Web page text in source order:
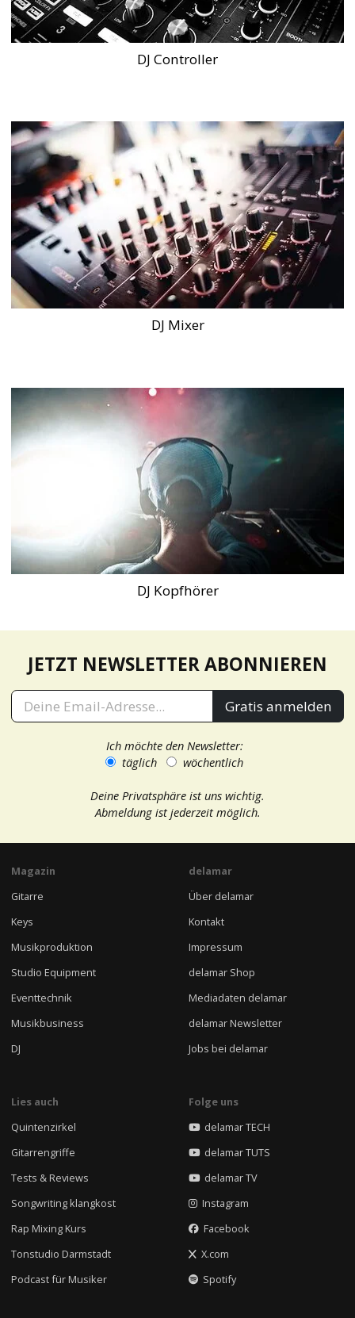
DJ Controller
DJ Mixer
DJ Kopfhörer
JETZT NEWSLETTER ABONNIEREN
Gratis anmelden
Ich möchte den Newsletter:
täglich
wöchentlich
Deine Privatsphäre ist uns wichtig.
Abmeldung ist jederzeit möglich.
Magazin
Gitarre
Keys
Musikproduktion
Studio Equipment
Eventtechnik
Musikbusiness
DJ
delamar
Über delamar
Kontakt
Impressum
delamar Shop
Mediadaten delamar
delamar Newsletter
Jobs bei delamar
Lies auch
Quintenzirkel
Gitarrengriffe
Tests & Reviews
Songwriting klangkost
Rap Mixing Kurs
Tonstudio Darmstadt
Podcast für Musiker
Folge uns
delamar TECH
delamar TUTS
delamar TV
Instagram
Facebook
X.com
Spotify